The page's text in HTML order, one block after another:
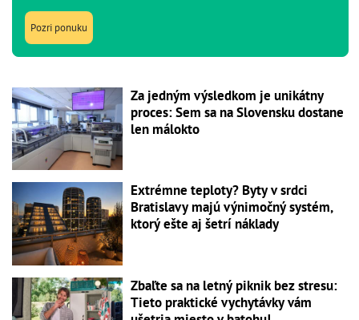
Pozri ponuku
Za jedným výsledkom je unikátny
proces: Sem sa na Slovensku dostane
len málokto
Extrémne teploty? Byty v srdci
Bratislavy majú výnimočný systém,
ktorý ešte aj šetrí náklady
Zbaľte sa na letný piknik bez stresu:
Tieto praktické vychytávky vám